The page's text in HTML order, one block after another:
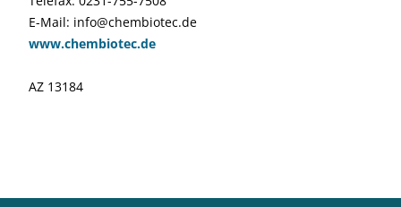
E-Mail: info@chembiotec.de
www.chembiotec.de
AZ 13184